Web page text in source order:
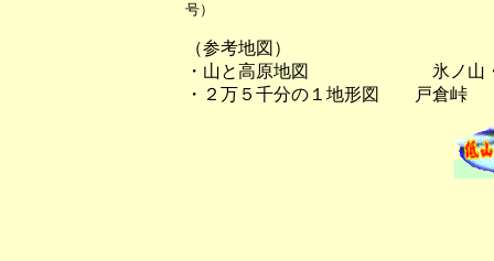
号）
（参考地図）
・山と高原地図 氷ノ山・
・２万５千分の１地形図 戸倉峠